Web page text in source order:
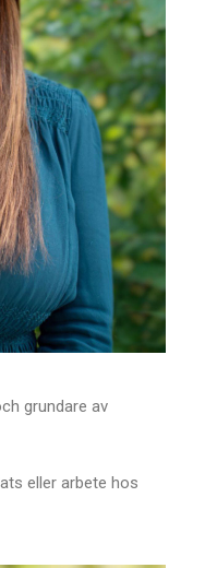
grundare av
eller arbete hos